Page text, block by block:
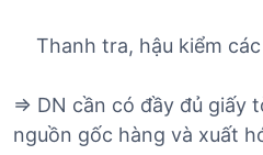
Thanh tra, hậu kiểm
=> DN cần có đầy đủ giấy
nguồn gốc hàng và xuất